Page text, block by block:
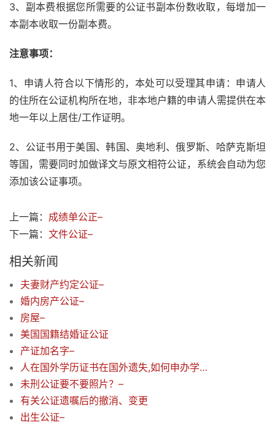
3、副本费根据您所需要的公证书副本份数收取，每增加一
本副本收取一份副本费。
注意事项：
1、申请人符合以下情形的，本处可以受理其申请：申请人
的住所在公证机构所在地，非本地户籍的申请人需提供在本
地一年以上居住/工作证明。
2、公证书用于美国、韩国、奥地利、俄罗斯、哈萨克斯坦
等国，需要同时加做译文与原文相符公证，系统会自动为您
添加该公证事项。
上一篇： 成绩单公正–
下一篇： 文件公证–
相关新闻
夫妻财产约定公证–
婚内房产公证–
房屋–
美国国籍结婚证公证
产证加名字–
人在国外学历证书在国外遗失,如何申办学历公证,
未刑公证要不要照片？–
有关公证遗嘱后的撤消、变更
出生公证–